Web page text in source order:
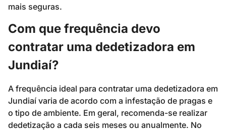
mais seguras.
Com que frequência devo
contratar uma dedetizadora em
Jundiaí?
A frequência ideal para contratar uma dedetizadora em
Jundiaí varia de acordo com a infestação de pragas e
o tipo de ambiente. Em geral, recomenda-se realizar
dedetização a cada seis meses ou anualmente. No